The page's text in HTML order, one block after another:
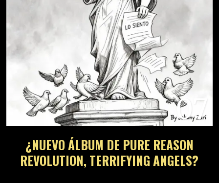
07
¿NUEVO ÁLBUM DE PURE REASON
REVOLUTION, TERRIFYING ANGELS?